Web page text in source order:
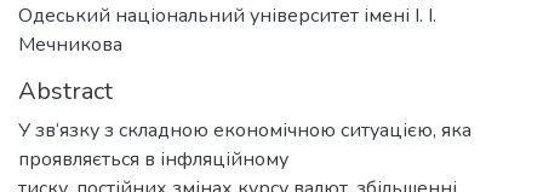
Одеський національний університет імені І. І.
Мечникова
Abstract
У зв‘язку з складною економічною ситуацією, яка
проявляється в інфляційному